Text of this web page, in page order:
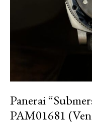
Panerai
PAM01681